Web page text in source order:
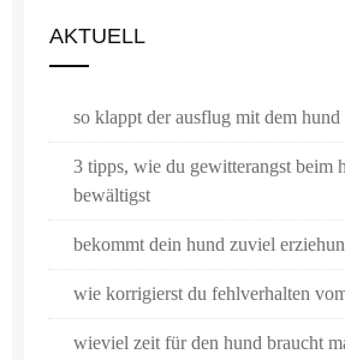
AKTUELL
so klappt der ausflug mit dem hund
3 tipps, wie du gewitterangst beim
bewältigst
bekommt dein hund zuviel
wie korrigierst du fehlverhalten
wieviel zeit für den hund braucht